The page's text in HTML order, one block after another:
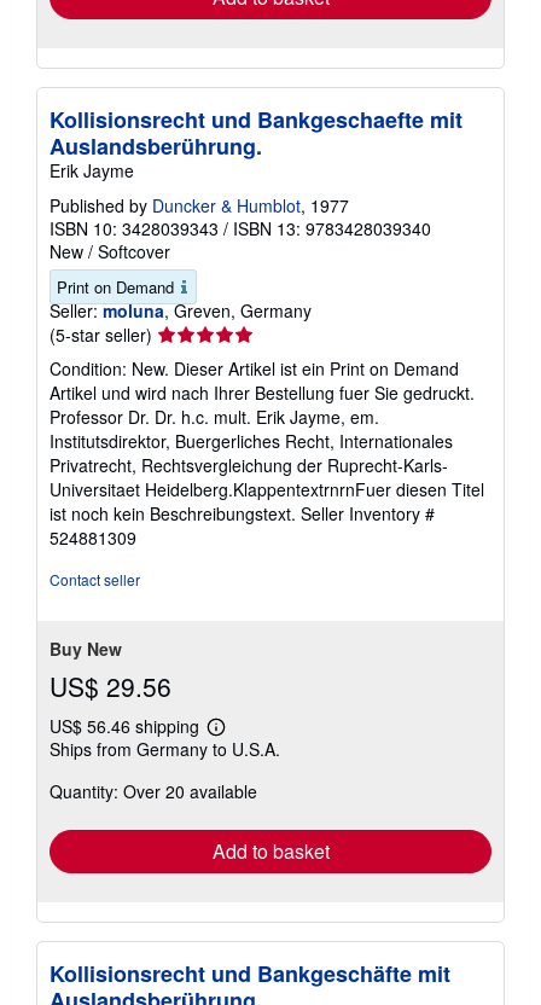
Kollisionsrecht und Bankgeschaefte mit
Auslandsberührung.
Erik Jayme
Published by Duncker & Humblot, 1977
ISBN 10: 3428039343 / ISBN 13: 9783428039340
New / Softcover
Print on Demand
Seller: moluna, Greven, Germany
(5-star seller) Seller
rating
5
out
of
5
stars
Condition: New. Dieser Artikel ist ein Print on Demand
Artikel und wird nach Ihrer Bestellung fuer Sie gedruckt.
Professor Dr. Dr. h.c. mult. Erik Jayme, em.
Institutsdirektor, Buergerliches Recht, Internationales
Privatrecht, Rechtsvergleichung der Ruprecht-Karls-
Universitaet Heidelberg.KlappentextrnrnFuer diesen Titel
ist noch kein Beschreibungstext. Seller Inventory #
524881309
Contact seller
Buy New
US$ 29.56
US$ 56.46 shipping
Learn
more
shipping
Ships from Germany to U.S.A.
Quantity: Over 20 available
Add to basket
Kollisionsrecht und Bankgeschäfte mit